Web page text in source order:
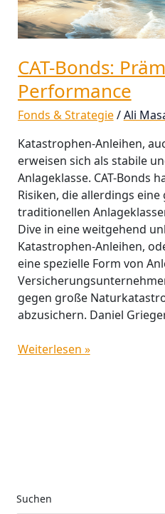
CAT-Bonds:
Performance
Fonds & Strategie/Ali
Katastrophen-Anleihen,
erweisen sich als stabile
Anlageklasse. CAT-Bonds
Risiken, die allerdings
traditionellen
Dive in eine weitgehend
Katastrophen-Anleihen,
eine spezielle Form von
gegen große
abzusichern. Daniel
Weiterlesen »
Suchen